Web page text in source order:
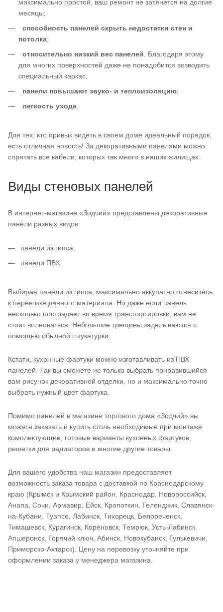
максимально простой, ваш ремонт не затянется на долгие
месяцы;
способность панелей скрыть недостатки стен и
потолка;
относительно низкий вес панелей . Благодаря этому
для многих поверхностей даже не понадобится возводить
специальный каркас;
панели повышают звуко- и теплоизоляцию;
легкость ухода
Для тех, кто привык видеть в своем доме идеальный порядок,
есть отличная новость! За декоративными панелями можно
спрятать все кабели, которых так много в наших жилищах.
Виды стеновых панелей
В интернет-магазине «Зодчий» представлены декоративные
панели разных видов:
панели из гипса,
панели ПВХ.
Выбирая панели из гипса, максимально аккуратно отнеситесь
к перевозке данного материала. Но даже если панель
несколько пострадает во время транспортировки, вам не
стоит волноваться. Небольшие трещины заделываются с
помощью обычной штукатурки.
Кстати, кухонные фартуки можно изготавливать из ПВХ
панелей. Так вы сможете не только выбрать понравившийся
вам рисунок декоративной отделки, но и максимально точно
выбрать нужный цвет фартука.
Помимо панелей в магазине торгового дома «Зодчий» вы
можете заказать и купить столь необходимые при монтаже
комплектующие, готовые варианты кухонных фартуков,
решетки для радиаторов и многие другие товары.
Для вашего удобства наш магазин предоставляет
возможность заказа товара с доставкой по Краснодарскому
краю (Крымск и Крымский район, Краснодар, Новороссийск,
Анапа, Сочи, Армавир, Ейск, Кропоткин, Геленджик, Славянск-
на-Кубани, Туапсе, Лабинск, Тихорецк, Белореченск,
Тимашевск, Курагинск, Кореновск, Темрюк, Усть-Лабинск,
Апшеронск, Горячий ключ, Абинск, Новокубанск, Гулькевичи,
Приморско-Ахтарск). Цену на перевозку уточняйте при
оформлении заказа у менеджера магазина.